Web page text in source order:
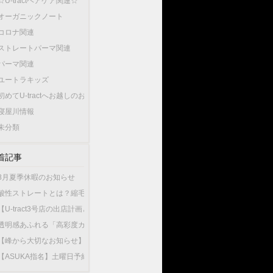
ーガニックノート
ロナ関連
トレートパーマ関連
ーマ関連
ートラキッズ
めてU-tractへお越しのお客様へ…
屋川情報
分類
記事
月夏季休暇のお知らせ
性ストレートとは？縮毛矯正との違いやU-tractの酸性ストレートが選ばれている
U-tract3号店の出店計画と今後の渡辺の出勤店舗について】
明感あふれる「高彩度カラー」が人気！大人女性が選ぶこの夏最旬のヘアカラー
峰から大切なお知らせ】10月1日から新店舗U-tractNorthGardenへ異動いたしま
ASUKA指名】土曜日予約が可能になりました！